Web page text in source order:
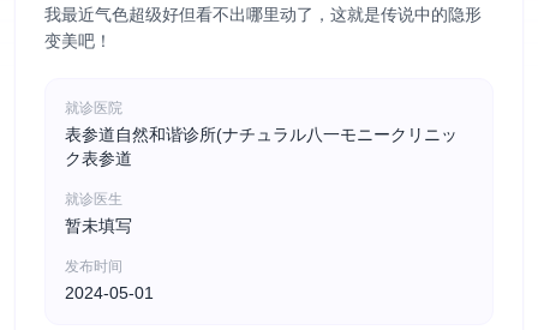
我最近气色超级好但看不出哪里动了，这就是传说中的隐形
变美吧！
就诊医院
表参道自然和谐诊所(ナチュラル八一モニークリニッ
ク表参道
就诊医生
暂未填写
发布时间
2024-05-01